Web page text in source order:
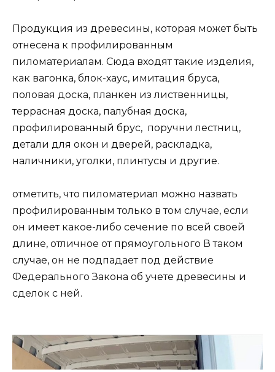
Продукция из древесины, которая может быть
отнесена к профилированным
пиломатериалам. Сюда входят такие изделия,
как вагонка, блок-хаус, имитация бруса,
половая доска, планкен из лиственницы,
террасная доска, палубная доска,
профилированный брус, поручни лестниц,
детали для окон и дверей, раскладка,
наличники, уголки, плинтусы и другие.
отметить, что пиломатериал можно назвать
профилированным только в том случае, если
он имеет какое-либо сечение по всей своей
длине, отличное от прямоугольного В таком
случае, он не подпадает под действие
Федерального Закона об учете древесины и
сделок с ней.